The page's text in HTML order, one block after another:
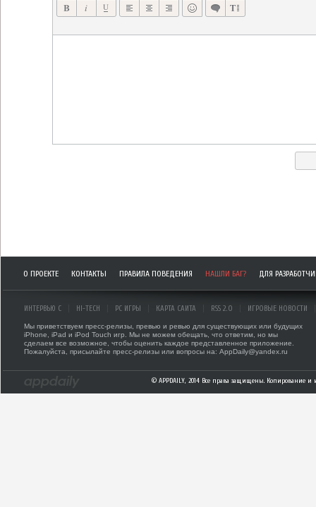
О ПРОЕКТЕ КОНТАКТЫ ПРАВИЛА ПОВЕДЕНИЯ НАШЛИ БАГ? ДЛЯ
ИНТЕРВЬЮ С HI-TECH PC ИГРЫ КАРТА САЙТА RSS 2.0 ИГРОВЫЕ НОВОСТИ
Мы приветствуем пресс-релизы, превью и ревью для существующих или будущих
iPhone, iPad и iPod Touch игр. Мы не можем обещать, что ответим, но мы
сделаем все возможное, чтобы оценить каждое представленное приложение.
Пожалуйста, присылайте пресс-релизы или вопросы на: AppDaily@yandex.ru
© APPDAILY, 2014 Все права защищены. Копирование и